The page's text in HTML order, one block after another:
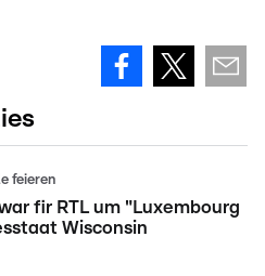
feieren
fir RTL um "Luxembourg
Wisconsin